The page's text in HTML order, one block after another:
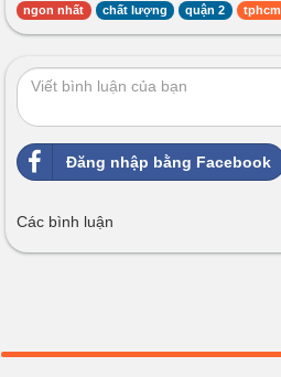
ngon nhất chất lượng quận 2 tphcm
Đăng nhập bằng Facebook
Các bình luận